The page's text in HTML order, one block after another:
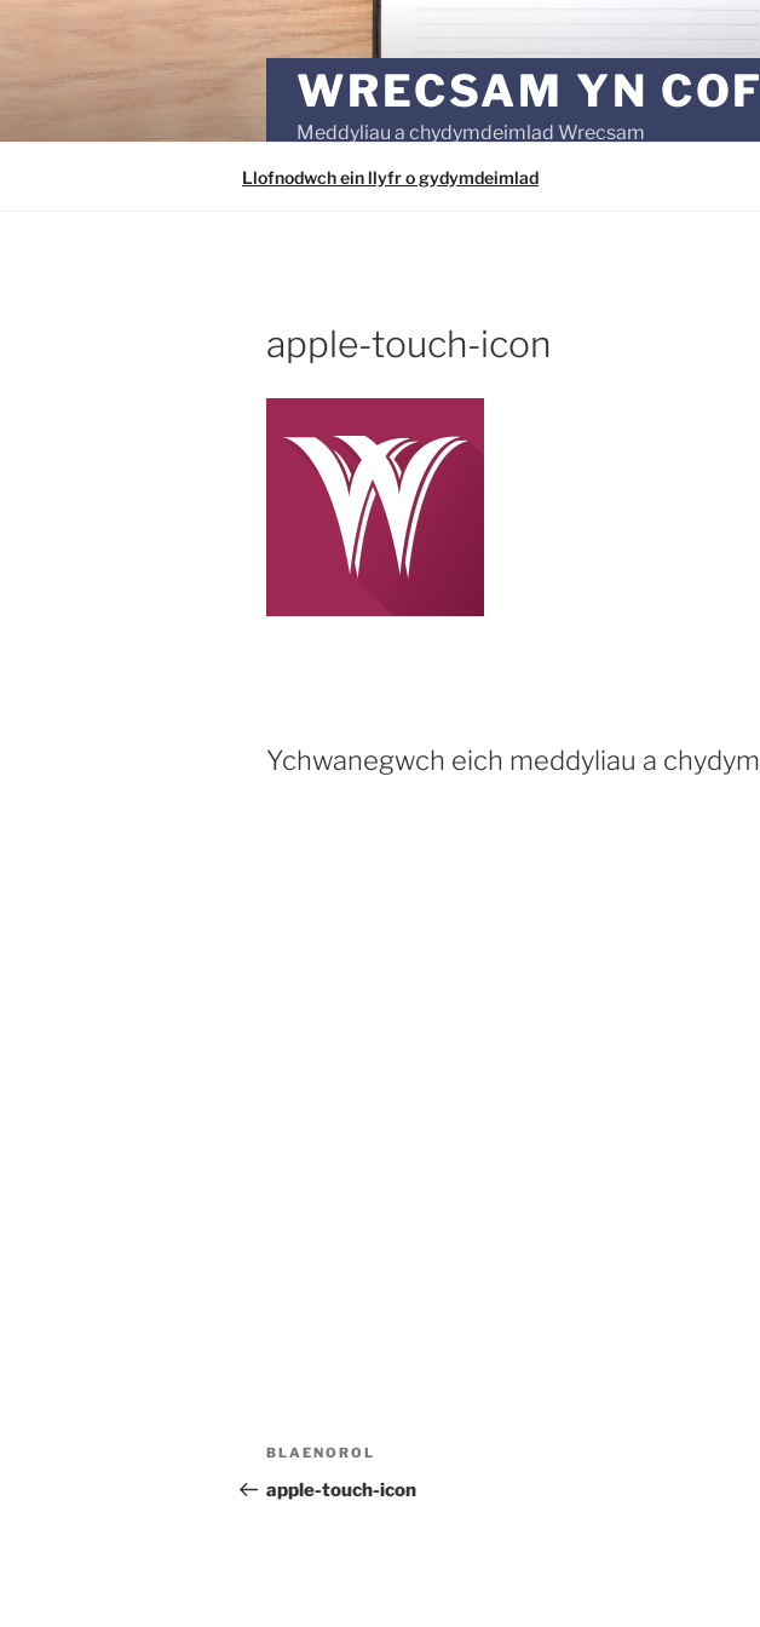
cynnwys
WRECSAM YN
Meddyliau a chydymdeimlad Wrecsam
Llofnodwch ein llyfr o gydymdeimlad
apple-touch-icon
Ychwanegwch eich meddyliau a
Llywio
cofnod
Cofnod
Blaenorol
BLAENOROL
apple-touch-icon